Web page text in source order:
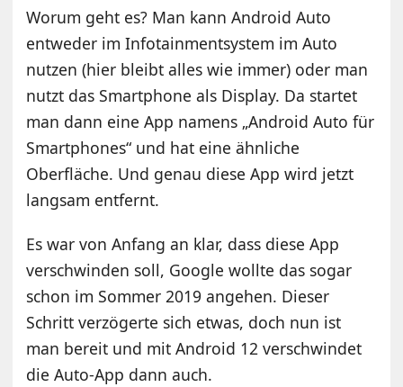
Worum geht es? Man kann Android Auto
entweder im Infotainmentsystem im Auto
nutzen (hier bleibt alles wie immer) oder man
nutzt das Smartphone als Display. Da startet
man dann eine App namens „Android Auto für
Smartphones“ und hat eine ähnliche
Oberfläche. Und genau diese App wird jetzt
langsam entfernt.
Es war von Anfang an klar, dass diese App
verschwinden soll, Google wollte das sogar
schon im Sommer 2019 angehen. Dieser
Schritt verzögerte sich etwas, doch nun ist
man bereit und mit Android 12 verschwindet
die Auto-App dann auch.